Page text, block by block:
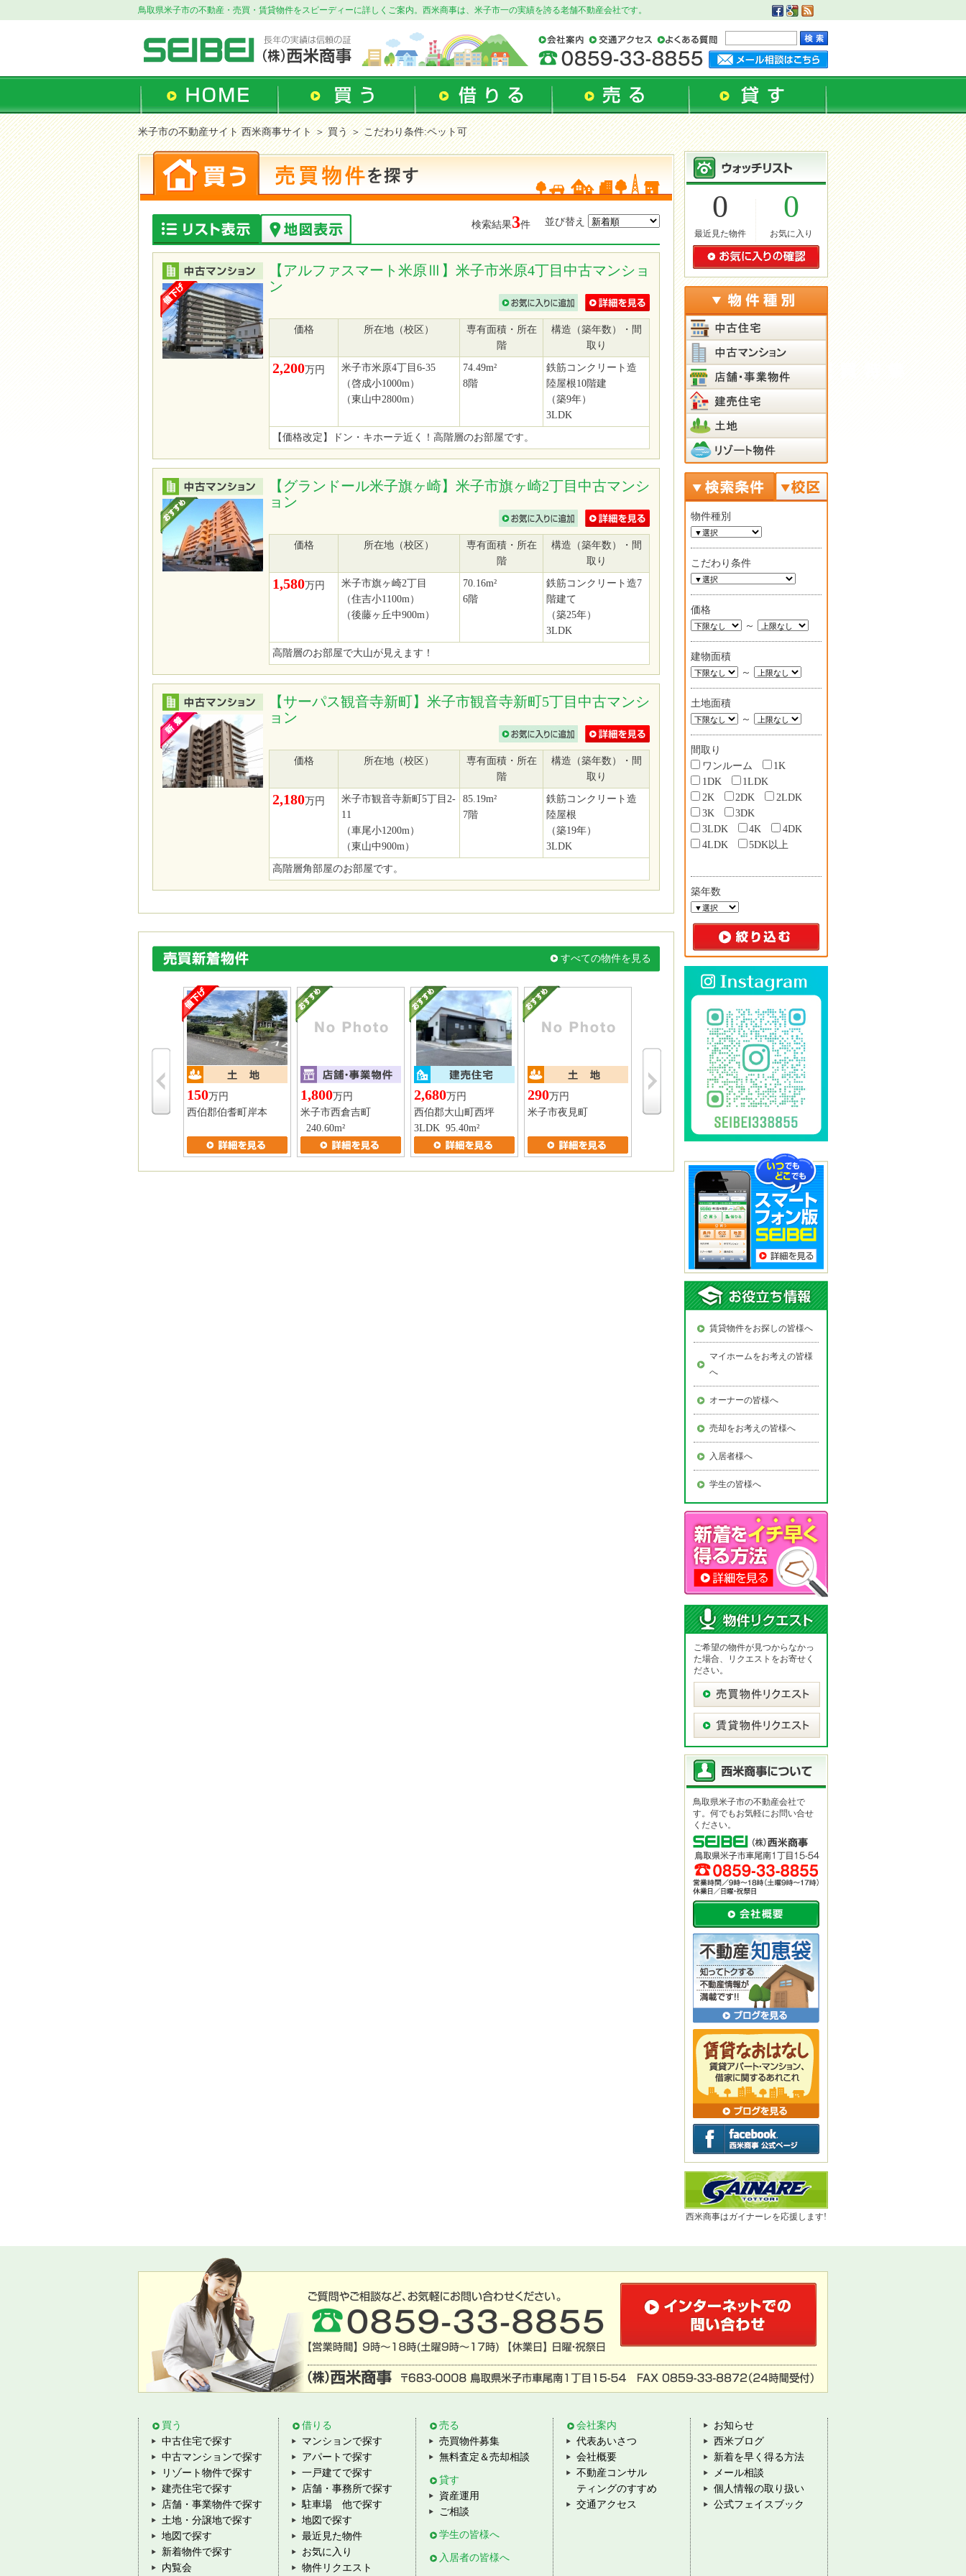
鳥取県米子市の不動産・売買・賃貸物件をスピーディーに詳しくご案内。西米商事は、米子市一の実績を誇る老舗不動産会社です。
米子市の不動産サイト 西米商事サイト＞ 買う ＞ こだわり条件:ペット可
検索結果3件 並び替え
【アルファスマート米原Ⅲ】米子市米原4丁目中古マンショ
ン
価格 所在地（校区）
専有面積・所在
階
構造（築年数）・間
取り
2,200万円
米子市米原4丁目6-35
（啓成小1000m）
（東山中2800m）
74.49m²
8階
鉄筋コンクリート造
陸屋根10階建
（築9年）
3LDK
【価格改定】ドン・キホーテ近く！高階層のお部屋です。
【グランドール米子旗ヶ崎】米子市旗ヶ崎2丁目中古マンシ
ョン
価格 所在地（校区）
専有面積・所在
階
構造（築年数）・間
取り
1,580万円
米子市旗ヶ崎2丁目
（住吉小1100m）
（後藤ヶ丘中900m）
70.16m²
6階
鉄筋コンクリート造7
階建て
（築25年）
3LDK
高階層のお部屋で大山が見えます！
【サーパス観音寺新町】米子市観音寺新町5丁目中古マンシ
ョン
価格 所在地（校区）
専有面積・所在
階
構造（築年数）・間
取り
2,180万円
米子市観音寺新町5丁目2-
11
（車尾小1200m）
（東山中900m）
85.19m²
7階
鉄筋コンクリート造
陸屋根
（築19年）
3LDK
高階層角部屋のお部屋です。
すべての物件を見る
150万円
西伯郡伯耆町岸本
1,800万円
米子市西倉吉町
240.60m²
2,680万円
西伯郡大山町西坪
3LDK 95.40m²
290万円
米子市夜見町
50
米子市皆生温泉
1K 18.35m²
1,180万円
5DK以上 250.27m²
0
最近見た物件
0
お気に入り
物件種別
こだわり条件
価格
～
建物面積
～
土地面積
～
間取り
ワンルーム
1K
1DK
1LDK
2K
2DK
2LDK
3K
3DK
3LDK
4K
4DK
4LDK
5DK以上
築年数
賃貸物件をお探しの皆様へ
マイホームをお考えの皆様
へ
オーナーの皆様へ
売却をお考えの皆様へ
入居者様へ
学生の皆様へ
ご希望の物件が見つからなかっ
た場合、リクエストをお寄せく
ださい。
鳥取県米子市の不動産会社で
す。何でもお気軽にお問い合せ
ください。
西米商事はガイナーレを応援します!
買う
中古住宅で探す
中古マンションで探す
リゾート物件で探す
建売住宅で探す
店舗・事業物件で探す
土地・分譲地で探す
地図で探す
新着物件で探す
内覧会
借りる
マンションで探す
アパートで探す
一戸建てで探す
店舗・事務所で探す
駐車場 他で探す
地図で探す
最近見た物件
お気に入り
物件リクエスト
売る
売買物件募集
無料査定＆売却相談
貸す
資産運用
ご相談
学生の皆様へ
入居者の皆様へ
会社案内
代表あいさつ
会社概要
不動産コンサル
ティングのすすめ
交通アクセス
お知らせ
西米ブログ
新着を早く得る方法
メール相談
個人情報の取り扱い
公式フェイスブック